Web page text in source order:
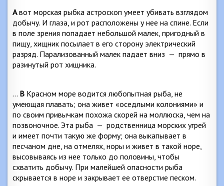
Авот морская рыбка астроскоп умеет убивать взглядом
добычу. И глаза, и рот расположены у нее на спине. Если
в поле зрения попадает небольшой малек, пригод­ный в
пищу, хищник посылает в его сторону электри­ческий
разряд. Парализованный малек падает вниз — прямо в
разинутый рот хищника.
… В Красном море водится любопытная рыба, не
умеющая плавать; она живет «оседлыми колониями» и
по своим привычкам похожа скорей на моллюска, чем на
позвоночное. Эта рыба — родственница морских уг­рей
и имеет почти такую же форму; она выкапывает в
песчаном дне, на отмелях, норы и живет в такой норе,
высовываясь из нее только до половины, чтобы
схватить добычу. При малейшей опасности рыба
скрывается в но­ре и закрывает ее отверстие песком.